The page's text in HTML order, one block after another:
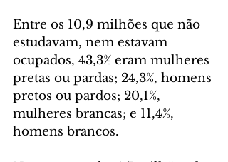
Entre os 10,9 milhões que não
estudavam, nem estavam
ocupados, 43,3% eram mulheres
pretas ou pardas; 24,3%, homens
pretos ou pardos; 20,1%,
mulheres brancas; e 11,4%,
homens brancos.